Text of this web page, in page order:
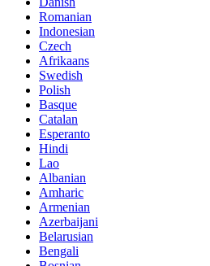
Romanian
Indonesian
Czech
Afrikaans
Swedish
Polish
Basque
Catalan
Esperanto
Hindi
Lao
Albanian
Amharic
Armenian
Azerbaijani
Belarusian
Bengali